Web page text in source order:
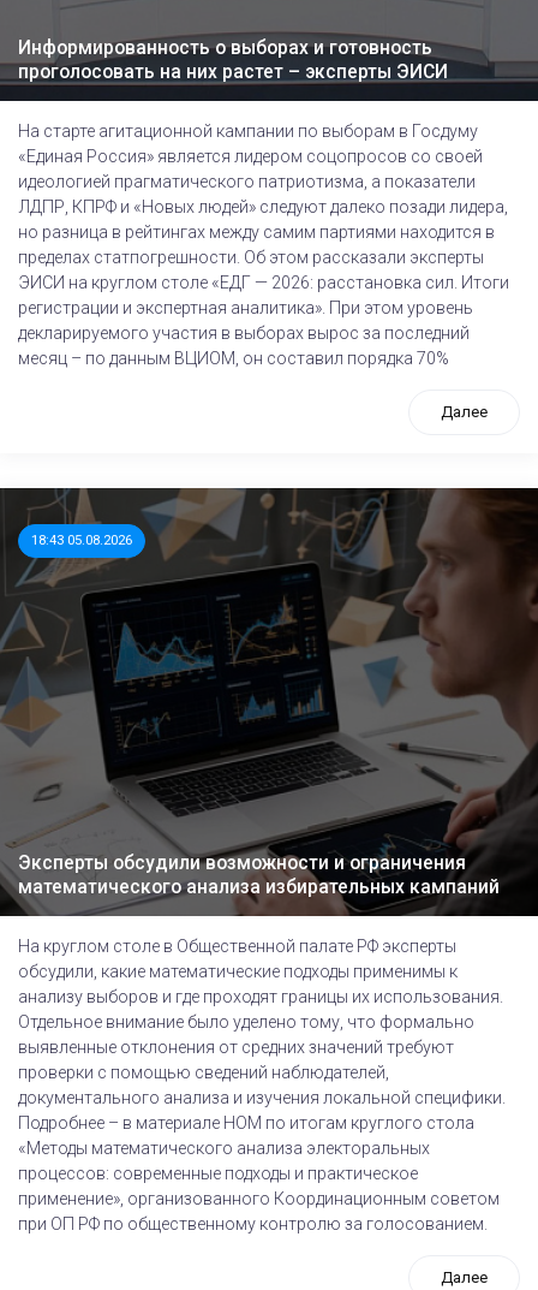
Информированность о выборах и готовность
проголосовать на них растет – эксперты ЭИСИ
На старте агитационной кампании по выборам в Госдуму
«Единая Россия» является лидером соцопросов со своей
идеологией прагматического патриотизма, а показатели
ЛДПР, КПРФ и «Новых людей» следуют далеко позади лидера,
но разница в рейтингах между самим партиями находится в
пределах статпогрешности. Об этом рассказали эксперты
ЭИСИ на круглом столе «ЕДГ — 2026: расстановка сил. Итоги
регистрации и экспертная аналитика». При этом уровень
декларируемого участия в выборах вырос за последний
месяц – по данным ВЦИОМ, он составил порядка 70%
Далее
18:43 05.08.2026
Эксперты обсудили возможности и ограничения
математического анализа избирательных кампаний
На круглом столе в Общественной палате РФ эксперты
обсудили, какие математические подходы применимы к
анализу выборов и где проходят границы их использования.
Отдельное внимание было уделено тому, что формально
выявленные отклонения от средних значений требуют
проверки с помощью сведений наблюдателей,
документального анализа и изучения локальной специфики.
Подробнее – в материале НОМ по итогам круглого стола
«Методы математического анализа электоральных
процессов: современные подходы и практическое
применение», организованного Координационным советом
при ОП РФ по общественному контролю за голосованием.
Далее